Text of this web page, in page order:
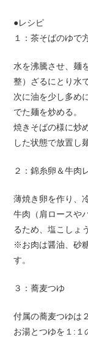
●レシピ
１：茶そばのゆで
水を沸騰させ、麺
整）ざるにとり水
次に油を少し多め
でた麺を炒める。
焼きそばの様に炒
した状態で放置し
２：錦糸卵＆牛肉
薄焼き卵を作り、
牛肉（肩ロースや
るため、塩こしょ
※お肉は醤油、砂
す。
３：蕎麦つゆ
付属の蕎麦つゆは
お湯とつゆを１:１